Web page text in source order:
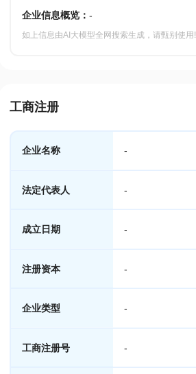
企业信息概览： -
如上信息由AI大模型全网搜索生成，请甄别使用!
工商注册
企业名称 -
法定代表人 -
成立日期 -
注册资本 -
企业类型 -
工商注册号 -